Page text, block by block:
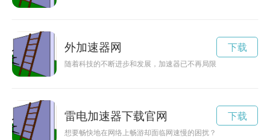
外加速器网
随着科技的不断进步和发展，加速器已不再局限于网络内部运
下载
雷电加速器下载官网
想要畅快地在网络上畅游却面临网速慢的困扰？不妨尝试一下
下载